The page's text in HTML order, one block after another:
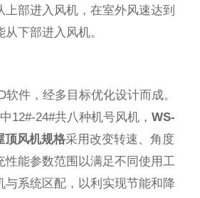
上部进入风机，在室外风速达到
从下部进入风机。
软件，经多目标优化设计而成。
12#-24#共八种机号风机，WS-
顶风机规格采用改变转速、角度
性能参数范围以满足不同使用工
与系统区配，以利实现节能和降